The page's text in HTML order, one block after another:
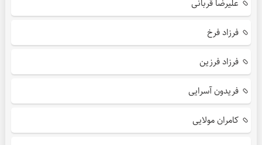
علیرضا قربانی
فرزاد فرخ
فرزاد فرزین
فریدون آسرایی
کامران مولایی